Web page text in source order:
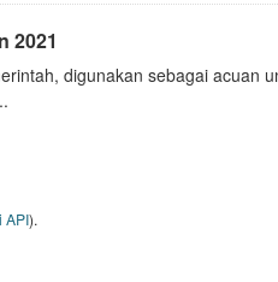
2021
digunakan sebagai acuan
API).